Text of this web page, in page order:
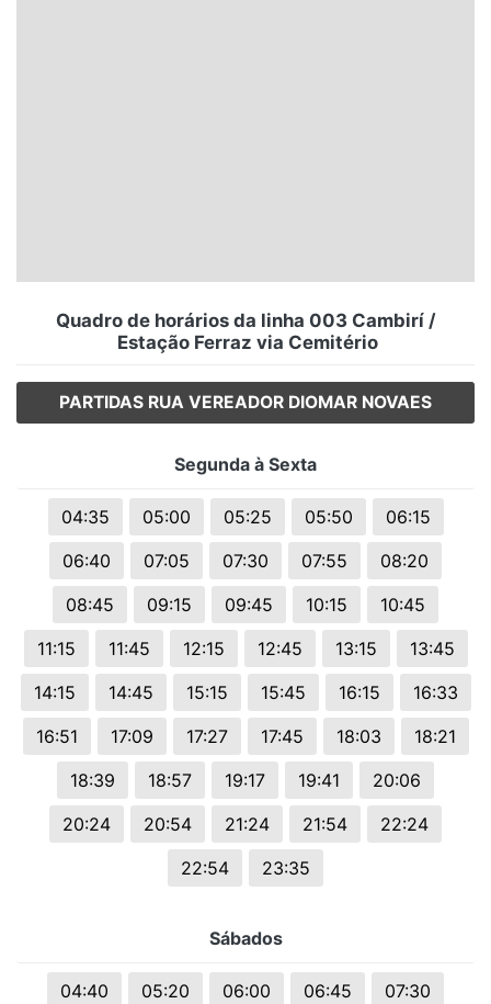
Quadro de horários da linha 003 Cambirí /
Estação Ferraz via Cemitério
PARTIDAS RUA VEREADOR DIOMAR NOVAES
Segunda à Sexta
04:35 05:00 05:25 05:50
06:15
06:40
07:05 07:30 07:55
08:20
08:45
09:15 09:45 10:15
10:45
11:15
11:45 12:15 12:45 13:15
13:45
14:15
14:45 15:15 15:45 16:15
16:33
16:51
17:09 17:27 17:45 18:03
18:21
18:39
18:57 19:17 19:41
20:06
20:24
20:54 21:24 21:54
22:24
22:54
23:35
Sábados
04:40 05:20 06:00 06:45
07:30